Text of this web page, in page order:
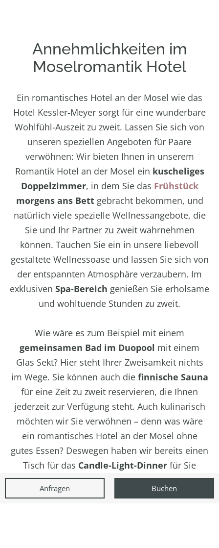
Annehmlichkeiten im
Moselromantik Hotel
Ein romantisches Hotel an der Mosel wie das
Hotel Kessler-Meyer sorgt für eine wunderbare
Wohlfühl-Auszeit zu zweit. Lassen Sie sich von
unseren speziellen Angeboten für Paare
verwöhnen: Wir bieten Ihnen in unserem
Romantik Hotel an der Mosel ein kuscheliges
Doppelzimmer, in dem Sie das Frühstück
morgens ans Bettgebracht bekommen, und
natürlich viele spezielle Wellnessangebote, die
Sie und Ihr Partner zu zweit wahrnehmen
können. Tauchen Sie ein in unsere liebevoll
gestaltete Wellnessoase und lassen Sie sich von
der entspannten Atmosphäre verzaubern. Im
exklusiven Spa-Bereich genießen Sie erholsame
und wohltuende Stunden zu zweit.
Wie wäre es zum Beispiel mit einem
gemeinsamen Bad im Duopool mit einem
Glas Sekt? Hier steht Ihrer Zweisamkeit nichts
im Wege. Sie können auch die finnische Sauna
für eine Zeit zu zweit reservieren, die Ihnen
jederzeit zur Verfügung steht. Auch kulinarisch
möchten wir Sie verwöhnen – denn was wäre
ein romantisches Hotel an der Mosel ohne
gutes Essen? Deswegen haben wir bereits einen
Tisch für das Candle-Light-Dinner für Sie
reserviert und unsere Küchenchefs freuen sich,
Ihnen ein genussvolles Menü zu zaubern. Und
Anfragen Buchen